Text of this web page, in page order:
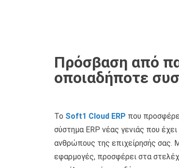
Πρόσβαση από
οποιαδήποτε
Το Soft1 Cloud ERP που
σύστημα ERP νέας γενιάς που
ανθρώπους της επιχείρησής
εφαρμογές, προσφέρει στα